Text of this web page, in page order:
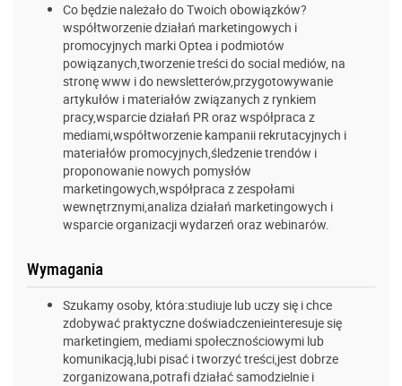
Co będzie należało do Twoich obowiązków?
współtworzenie działań marketingowych i
promocyjnych marki Optea i podmiotów
powiązanych,tworzenie treści do social mediów, na
stronę www i do newsletterów,przygotowywanie
artykułów i materiałów związanych z rynkiem
pracy,wsparcie działań PR oraz współpraca z
mediami,współtworzenie kampanii rekrutacyjnych i
materiałów promocyjnych,śledzenie trendów i
proponowanie nowych pomysłów
marketingowych,współpraca z zespołami
wewnętrznymi,analiza działań marketingowych i
wsparcie organizacji wydarzeń oraz webinarów.
Wymagania
Szukamy osoby, która:studiuje lub uczy się i chce
zdobywać praktyczne doświadczenieinteresuje się
marketingiem, mediami społecznościowymi lub
komunikacją,lubi pisać i tworzyć treści,jest dobrze
zorganizowana,potrafi działać samodzielnie i